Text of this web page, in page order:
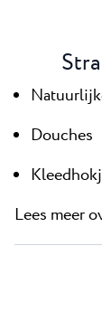
Douches
Lees meer